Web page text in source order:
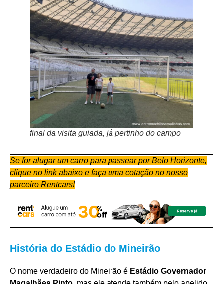
final da visita guiada, já pertinho do campo
Se for alugar um carro para passear por Belo Horizonte,
clique no link abaixo e faça uma cotação no nosso
parceiro Rentcars!
História do Estádio do Mineirão
O nome verdadeiro do Mineirão é Estádio Governador